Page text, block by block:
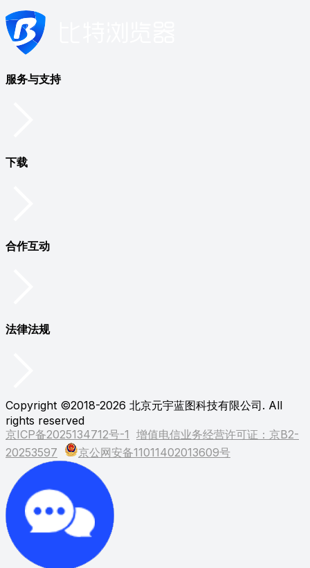
服务与支持
下载
合作互动
法律法规
Copyright ©2018-2026 北京元宇蓝图科技有限公司. All
rights reserved
京ICP备2025134712号-1 增值电信业务经营许可证：京B2-
20253597
京公网安备11011402013609号